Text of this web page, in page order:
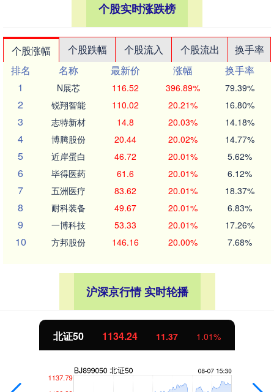
个股实时涨跌榜
个股涨幅 个股跌幅 个股流入 个股流出
换手率
排名
名称 最新价 涨幅
换手率
1
N展芯 116.52 396.89% 79.39%
2 锐翔智能 110.02 20.21% 16.80%
3 志特新材 14.8 20.03% 14.18%
4 博腾股份 20.44 20.02% 14.77%
5 近岸蛋白 46.72 20.01% 5.62%
6 毕得医药 61.6 20.01% 6.12%
7 五洲医疗 83.62 20.01% 18.37%
8 耐科装备 49.67 20.01% 6.83%
9 一博科技 53.33 20.01% 17.26%
10 方邦股份 146.16 20.00% 7.68%
沪深京行情 实时轮播
北证50 1134.24 11.37 1.01%